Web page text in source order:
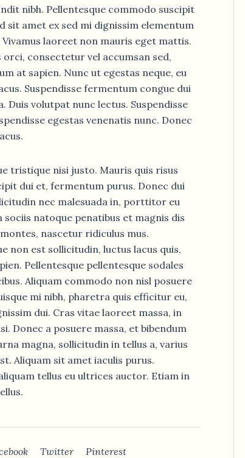
nibh. Pellentesque commodo suscipit
sit amet ex sed mi dignissim elementum
Vivamus laoreet non mauris eget mattis.
consectetur vel accumsan sed,
at sapien. Nunc ut egestas neque, eu
Suspendisse fermentum congue dui
Duis volutpat nunc lectus. Suspendisse
egestas venenatis nunc. Donec
tristique nisi justo. Mauris quis risus
dui et, fermentum purus. Donec dui
nec malesuada in, porttitor eu
sociis natoque penatibus et magnis dis
nascetur ridiculus mus.
non est sollicitudin, luctus lacus quis,
Pellentesque pellentesque sodales
Aliquam commodo non nisl posuere
mi nibh, pharetra quis efficitur eu,
dui. Cras vitae laoreet massa, in
Donec a posuere massa, et bibendum
magna, sollicitudin in tellus a, varius
Aliquam sit amet iaculis purus.
tellus eu ultrices auctor. Etiam in
Twitter Pinterest